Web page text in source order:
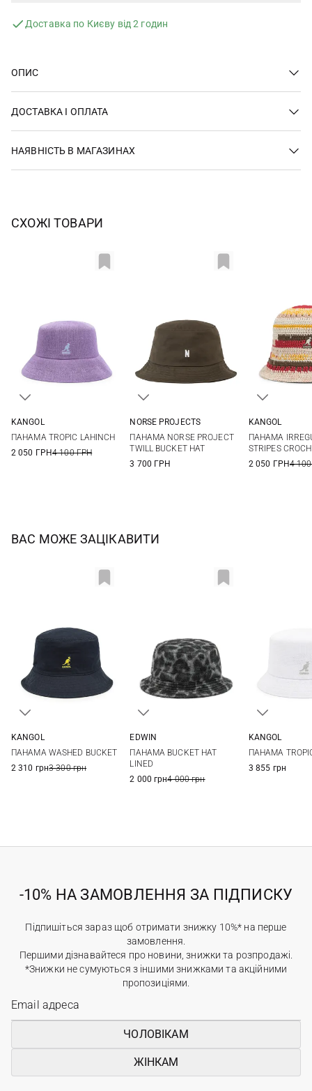
Доставка по Києву від 2 годин
ОПИС
ДОСТАВКА І ОПЛАТА
НАЯВНІСТЬ В МАГАЗИНАХ
СХОЖІ ТОВАРИ
KANGOL
ПАНАМА TROPIC LAHINCH
2 050 ГРН4 100 ГРН
NORSE PROJECTS
ПАНАМА NORSE PROJECT
TWILL BUCKET HAT
3 700 ГРН
KANGOL
ПАНАМА
STRIPES
2 050 ГРН4
ВАС МОЖЕ ЗАЦІКАВИТИ
KANGOL
ПАНАМА WASHED BUCKET
2 310 грн3 300 грн
EDWIN
ПАНАМА BUCKET HAT
LINED
2 000 грн4 000 грн
KANGOL
ПАНАМА
3 855 грн
-10% НА ЗАМОВЛЕННЯ ЗА ПІДПИСКУ
Підпишіться зараз щоб отримати знижку 10%* на перше
замовлення.
Першими дізнавайтеся про новини, знижки та розпродажі.
*Знижки не сумуються з іншими знижками та акційними
пропозиціями.
ЧОЛОВІКАМ
ЖІНКАМ